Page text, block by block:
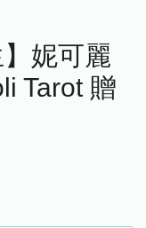
妮可麗
Tarot 贈